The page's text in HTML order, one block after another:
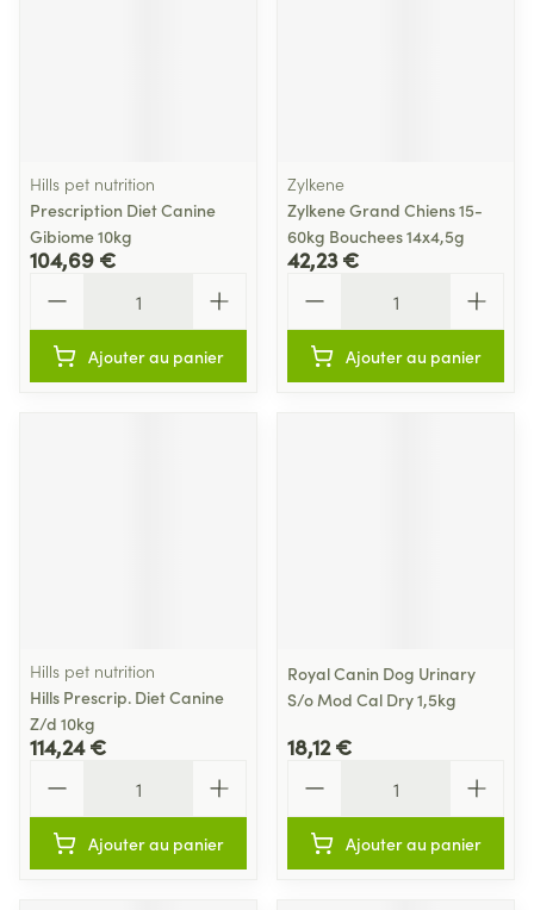
Hills pet nutrition
Prescription Diet Canine
Gibiome 10kg
104,69 €
Ajouter au panier
Zylkene
Zylkene Grand Chiens 15-
60kg Bouchees 14x4,5g
42,23 €
Ajouter au panier
Hills pet nutrition
Hills Prescrip. Diet Canine
Z/d 10kg
114,24 €
Ajouter au panier
Royal Canin Dog Urinary
S/o Mod Cal Dry 1,5kg
18,12 €
Ajouter au panier